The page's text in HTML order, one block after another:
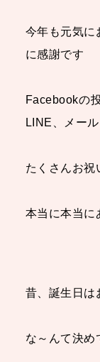
今年も元気に
に感謝です
Facebookの
LINE、メール
たくさんお祝
本当に本当に
昔、誕生日は
な～んて決め